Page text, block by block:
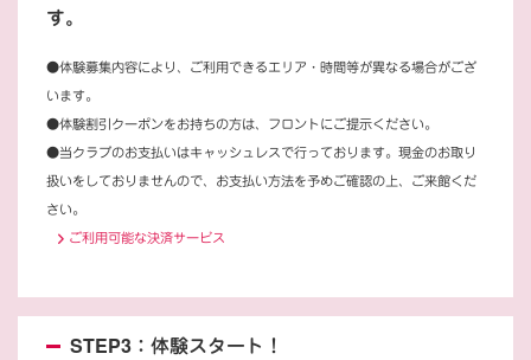
す。
●体験募集内容により、ご利用できるエリア・時間等が異なる場合がござ
います。
●体験割引クーポンをお持ちの方は、フロントにご提示ください。
●当クラブのお支払いはキャッシュレスで行っております。現金のお取り
扱いをしておりませんので、お支払い方法を予めご確認の上、ご来館くだ
さい。
ご利用可能な決済サービス
STEP3：体験スタート！